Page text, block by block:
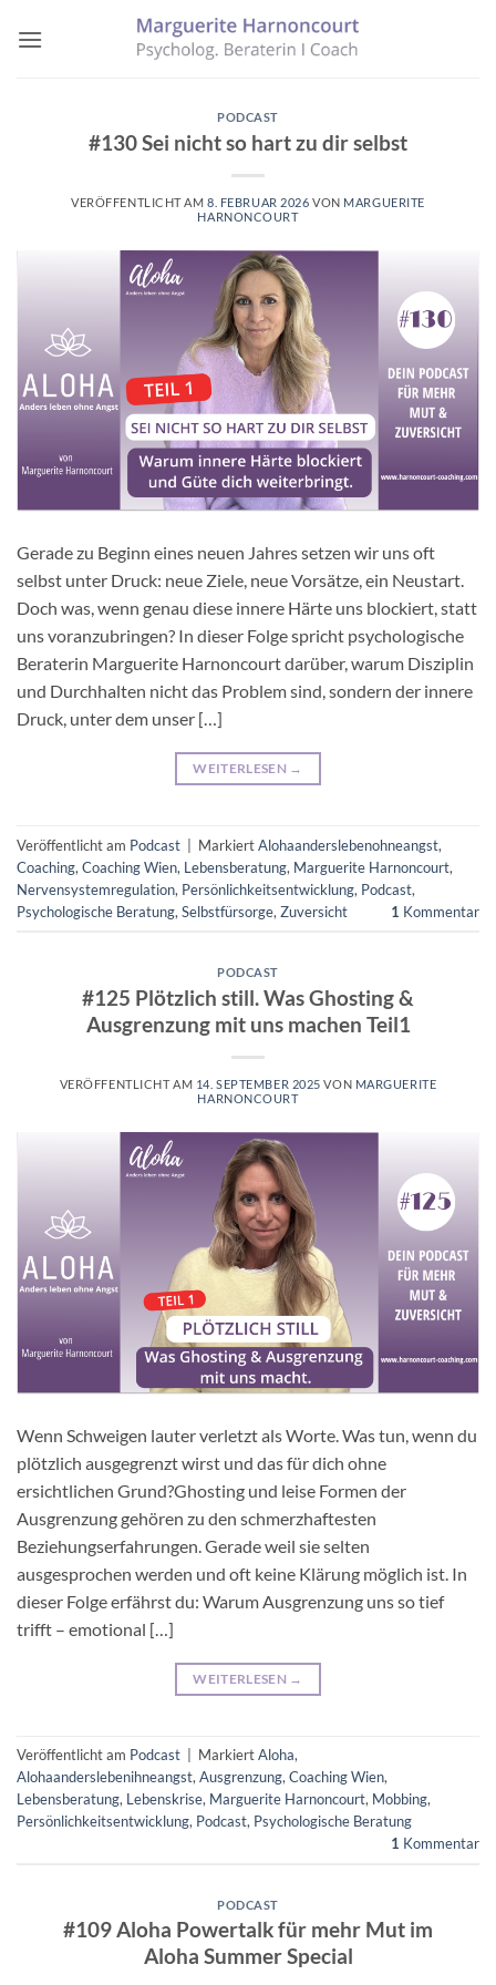
Inhalt
PODCAST
#130 Sei nicht so hart zu dir selbst
VERÖFFENTLICHT AM8. FEBRUAR 2026 VON MARGUERITE
HARNONCOURT
Gerade zu Beginn eines neuen Jahres setzen wir uns oft
selbst unter Druck: neue Ziele, neue Vorsätze, ein Neustart.
Doch was, wenn genau diese innere Härte uns blockiert, statt
uns voranzubringen? In dieser Folge spricht psychologische
Beraterin Marguerite Harnoncourt darüber, warum Disziplin
und Durchhalten nicht das Problem sind, sondern der innere
Druck, unter dem unser […]
WEITERLESEN →
Veröffentlicht am Podcast MarkiertAlohaanderslebenohneangst,
Coaching, Coaching Wien, Lebensberatung, Marguerite Harnoncourt,
Nervensystemregulation, Persönlichkeitsentwicklung, Podcast,
Psychologische Beratung, Selbstfürsorge, Zuversicht 1 Kommentar
PODCAST
#125 Plötzlich still. Was Ghosting &
Ausgrenzung mit uns machen Teil1
VERÖFFENTLICHT AM 14. SEPTEMBER 2025 VON MARGUERITE
HARNONCOURT
Wenn Schweigen lauter verletzt als Worte. Was tun, wenn du
plötzlich ausgegrenzt wirst und das für dich ohne
ersichtlichen Grund?Ghosting und leise Formen der
Ausgrenzung gehören zu den schmerzhaftesten
Beziehungserfahrungen. Gerade weil sie selten
ausgesprochen werden und oft keine Klärung möglich ist. In
dieser Folge erfährst du: Warum Ausgrenzung uns so tief
trifft – emotional […]
WEITERLESEN →
Veröffentlicht am Podcast MarkiertAloha,
Alohaanderslebenihneangst, Ausgrenzung, Coaching Wien,
Lebensberatung, Lebenskrise, Marguerite Harnoncourt, Mobbing,
Persönlichkeitsentwicklung, Podcast, Psychologische Beratung
1 Kommentar
PODCAST
#109 Aloha Powertalk für mehr Mut im
Aloha Summer Special